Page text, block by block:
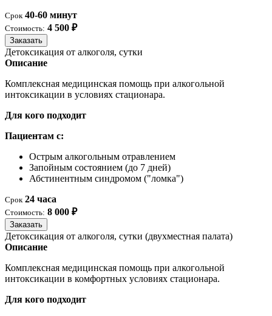
Срок 40-60 минут
Стоимость: 4 500 ₽
Заказать
Детоксикация от алкоголя, сутки
Описание
Комплексная медицинская помощь при алкогольной
интоксикации в условиях стационара.
Для кого подходит
Пациентам с:
Острым алкогольным отравлением
Запойным состоянием (до 7 дней)
Абстинентным синдромом ("ломка")
Срок 24 часа
Стоимость: 8 000 ₽
Заказать
Детоксикация от алкоголя, сутки (двухместная палата)
Описание
Комплексная медицинская помощь при алкогольной
интоксикации в комфортных условиях стационара.
Для кого подходит